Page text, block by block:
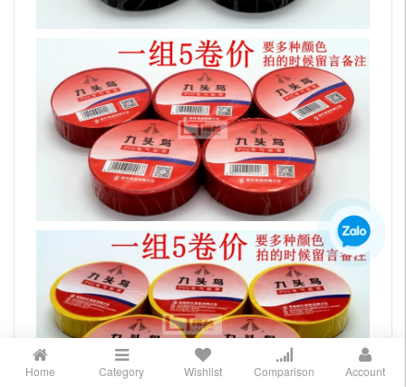
Home Category Wishlist Comparison Account